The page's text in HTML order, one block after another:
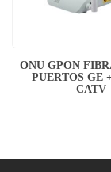
ONU GPON
PUERTOS GE
CATV